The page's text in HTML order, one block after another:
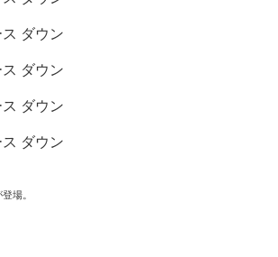
場。